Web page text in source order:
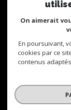
Nos
On aimerait
En poursuivant,
cookies par ce
contenus